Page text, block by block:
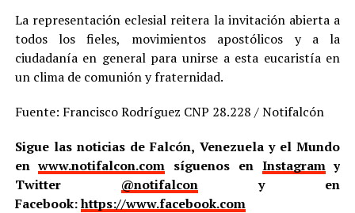
La representación eclesial reitera la invitación abierta a
todos los fieles, movimientos apostólicos y a la
ciudadanía en general para unirse a esta eucaristía en
un clima de comunión y fraternidad.
Fuente: Francisco Rodríguez CNP 28.228 / Notifalcón
Sigue las noticias de Falcón, Venezuela y el Mundo
enwww.notifalcon.com síguenos en Instagramy
Twitter @notifalcony en
Facebook:https://www.facebook.com